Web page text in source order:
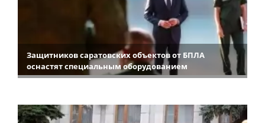
Защитников саратовских объектов от БПЛА
оснастят специальным оборудованием